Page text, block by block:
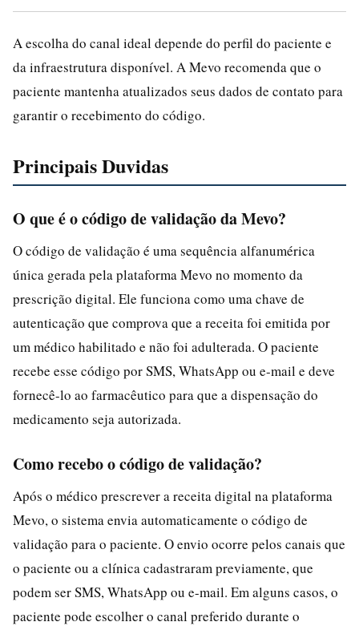
A escolha do canal ideal depende do perfil do paciente e
da infraestrutura disponível. A Mevo recomenda que o
paciente mantenha atualizados seus dados de contato para
garantir o recebimento do código.
Principais Duvidas
O que é o código de validação da Mevo?
O código de validação é uma sequência alfanumérica
única gerada pela plataforma Mevo no momento da
prescrição digital. Ele funciona como uma chave de
autenticação que comprova que a receita foi emitida por
um médico habilitado e não foi adulterada. O paciente
recebe esse código por SMS, WhatsApp ou e-mail e deve
fornecê-lo ao farmacêutico para que a dispensação do
medicamento seja autorizada.
Como recebo o código de validação?
Após o médico prescrever a receita digital na plataforma
Mevo, o sistema envia automaticamente o código de
validação para o paciente. O envio ocorre pelos canais que
o paciente ou a clínica cadastraram previamente, que
podem ser SMS, WhatsApp ou e-mail. Em alguns casos, o
paciente pode escolher o canal preferido durante o